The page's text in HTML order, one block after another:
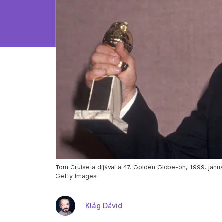
Tom Cruise a díjával a 47. Golden Globe-on, 1999.
Getty Images
Klág Dávid